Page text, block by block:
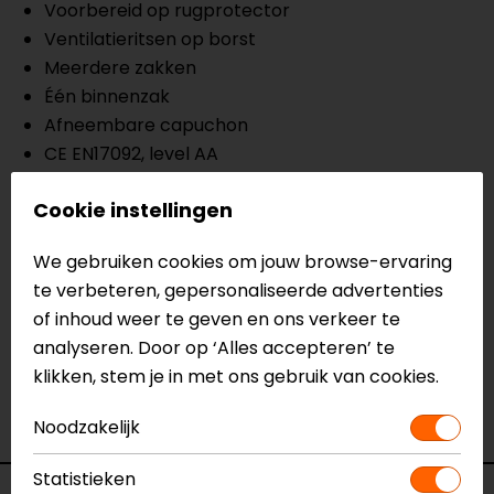
Voorbereid op rugprotector
Ventilatieritsen op borst
Meerdere zakken
Één binnenzak
Afneembare capuchon
CE EN17092, level AA
Meer informatie nodig?
Neem dancontactmet ons op of kom langs in één
vanonze winkelsin Breda, Capelle aan den IJssel,
Eindhoven, Vianen of Apeldoorn. In de winkels kun je
het product bekijken & passen en staan onze
verkoopmedewerkers voor je klaar met advies.
Bekijk onze andere
Cookie instellingen
We gebruiken cookies om jouw browse-ervaring
te verbeteren, gepersonaliseerde advertenties
of inhoud weer te geven en ons verkeer te
analyseren. Door op ‘Alles accepteren’ te
klikken, stem je in met ons gebruik van cookies.
Noodzakelijk
Statistieken